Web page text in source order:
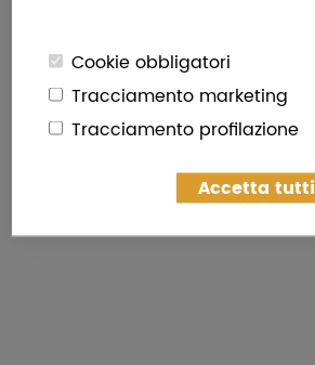
Cookie obbligatori
Tracciamento marketing
Tracciamento profilazione
Accetta tutti